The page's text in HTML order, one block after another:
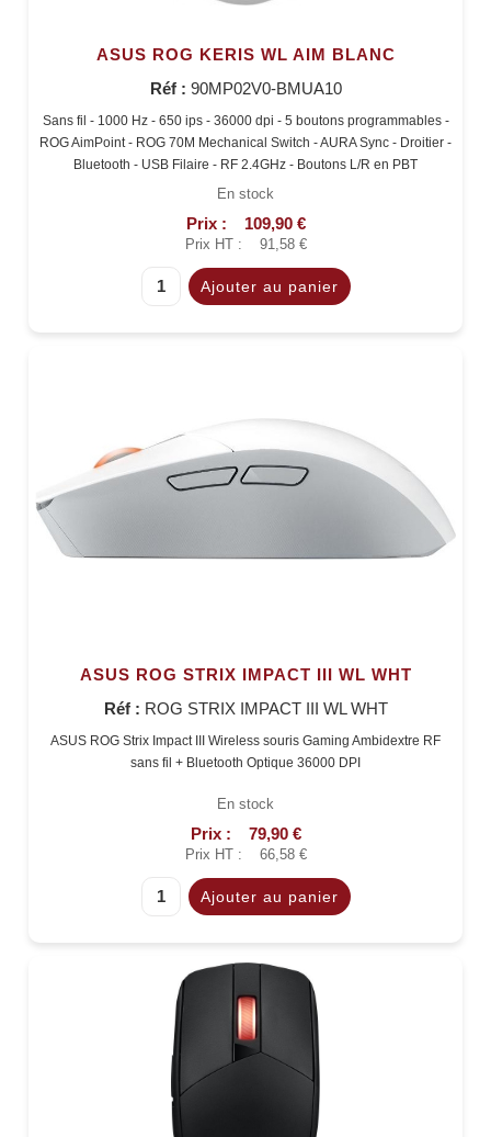
ASUS ROG KERIS WL AIM BLANC
Réf : 90MP02V0-BMUA10
Sans fil - 1000 Hz - 650 ips - 36000 dpi - 5 boutons programmables -
ROG AimPoint - ROG 70M Mechanical Switch - AURA Sync - Droitier -
Bluetooth - USB Filaire - RF 2.4GHz - Boutons L/R en PBT
En stock
Prix : 109,90 €
Prix HT : 91,58 €
ASUS ROG STRIX IMPACT III WL WHT
Réf : ROG STRIX IMPACT III WL WHT
ASUS ROG Strix Impact III Wireless souris Gaming Ambidextre RF
sans fil + Bluetooth Optique 36000 DPI
En stock
Prix : 79,90 €
Prix HT : 66,58 €